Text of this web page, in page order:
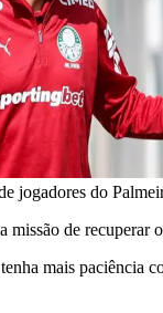
jogadores do
missão de
mais paciência